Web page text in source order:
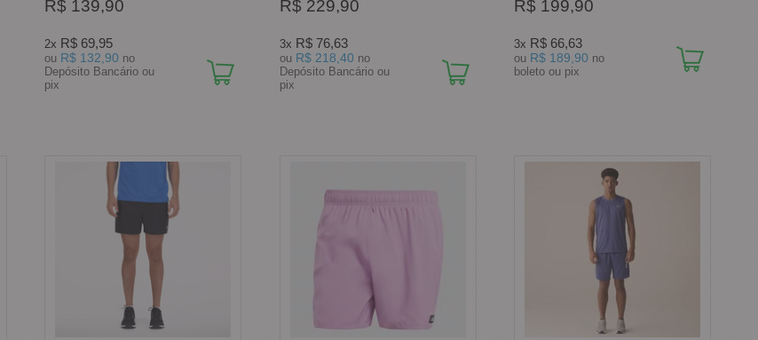
R$ 139,90
2x R$ 69,95
ou R$ 132,90 no
Depósito Bancário ou
pix
R$ 229,90
3x R$ 76,63
ou R$ 218,40 no
Depósito Bancário ou
pix
R$ 199,90
3x R$ 66,63
ou R$ 189,90 no
boleto ou pix